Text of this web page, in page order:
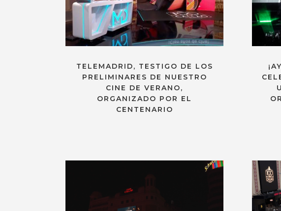
TELEMADRID, TESTIGO DE LOS
PRELIMINARES DE NUESTRO
CINE DE VERANO,
ORGANIZADO POR EL
CENTENARIO